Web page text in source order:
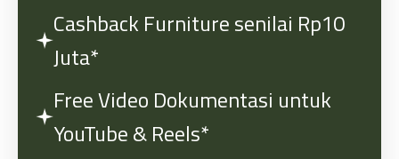
Cashback Furniture senilai Rp10
Juta*
Free Video Dokumentasi untuk
YouTube & Reels*